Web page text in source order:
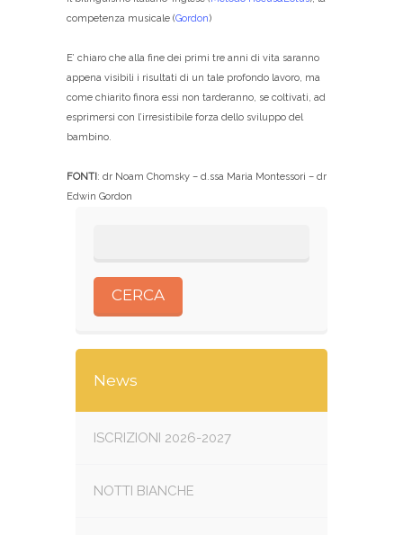
competenza musicale (Gordon)
E’ chiaro che alla fine dei primi tre anni di vita saranno
appena visibili i risultati di un tale profondo lavoro, ma
come chiarito finora essi non tarderanno, se coltivati, ad
esprimersi con l’irresistibile forza dello sviluppo del
bambino.
FONTI: dr Noam Chomsky – d.ssa Maria Montessori – dr
Edwin Gordon
News
ISCRIZIONI 2026-2027
NOTTI BIANCHE